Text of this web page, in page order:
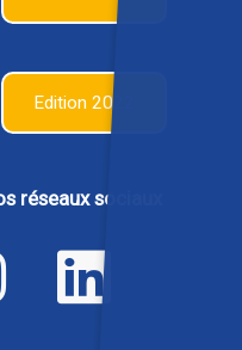
Edition 2022
réseaux sociaux